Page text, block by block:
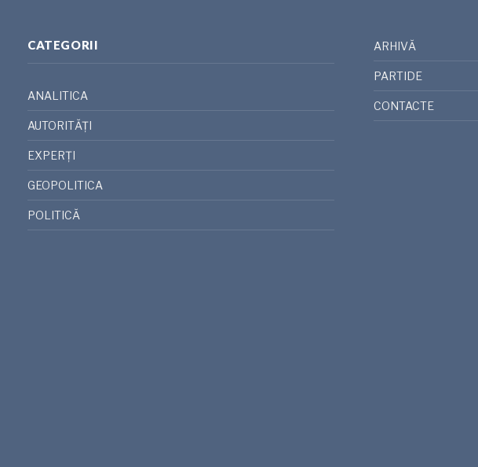
CATEGORII
ANALITICA
AUTORITĂȚI
EXPERȚI
GEOPOLITICA
POLITICĂ
ARHIVĂ
PARTIDE
CONTACTE